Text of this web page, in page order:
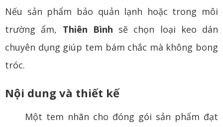
Nếu sản phẩm bảo quản lạnh hoặc trong môi
trường ẩm, Thiên Bình sẽ chọn loại keo dán
chuyên dụng giúp tem bám chắc mà không bong
tróc.
Nội dung và thiết kế
Một tem nhãn cho đóng gói sản phẩm đạt